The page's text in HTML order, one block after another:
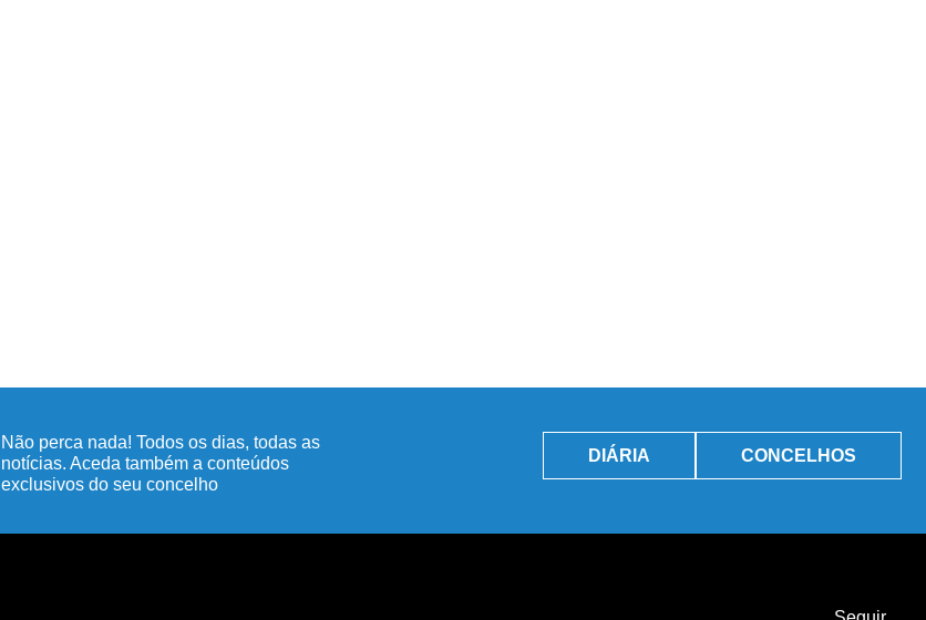
Não perca nada! Todos os dias, todas as
notícias. Aceda também a conteúdos
exclusivos do seu concelho
DIÁRIA CONCELHOS